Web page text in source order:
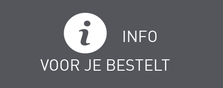
INFO
VOOR JE BESTELT